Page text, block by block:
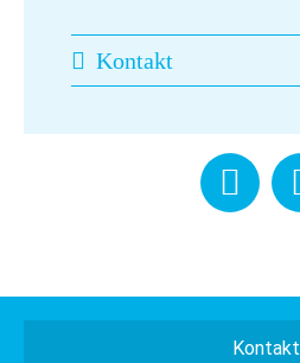
Kontakt
Kontakt